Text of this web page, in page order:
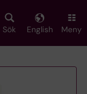
Sök English Meny